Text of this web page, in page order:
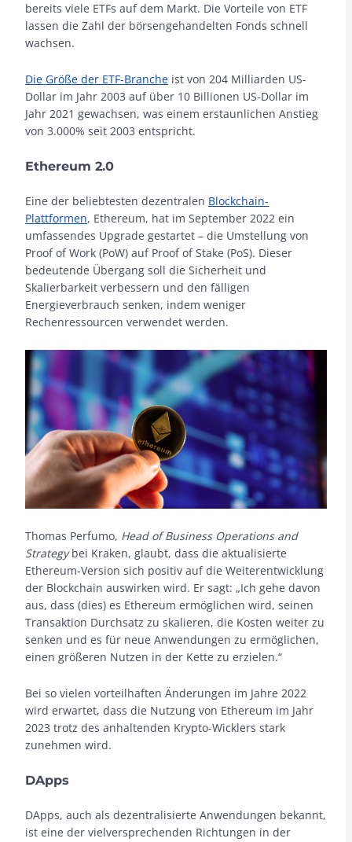
bereits viele ETFs auf dem Markt. Die Vorteile von ETF
lassen die Zahl der börsengehandelten Fonds schnell
wachsen.
Die Größe der ETF-Branche ist von 204 Milliarden US-
Dollar im Jahr 2003 auf über 10 Billionen US-Dollar im
Jahr 2021 gewachsen, was einem erstaunlichen Anstieg
von 3.000% seit 2003 entspricht.
Ethereum 2.0
Eine der beliebtesten dezentralen Blockchain-
Plattformen, Ethereum, hat im September 2022 ein
umfassendes Upgrade gestartet – die Umstellung von
Proof of Work (PoW) auf Proof of Stake (PoS). Dieser
bedeutende Übergang soll die Sicherheit und
Skalierbarkeit verbessern und den fälligen
Energieverbrauch senken, indem weniger
Rechenressourcen verwendet werden.
Thomas Perfumo, Head of Business Operations and
Strategybei Kraken, glaubt, dass die aktualisierte
Ethereum-Version sich positiv auf die Weiterentwicklung
der Blockchain auswirken wird. Er sagt: „Ich gehe davon
aus, dass (dies) es Ethereum ermöglichen wird, seinen
Transaktion Durchsatz zu skalieren, die Kosten weiter zu
senken und es für neue Anwendungen zu ermöglichen,
einen größeren Nutzen in der Kette zu erzielen.“
Bei so vielen vorteilhaften Änderungen im Jahre 2022
wird erwartet, dass die Nutzung von Ethereum im Jahr
2023 trotz des anhaltenden Krypto-Wicklers stark
zunehmen wird.
DApps
DApps, auch als dezentralisierte Anwendungen bekannt,
ist eine der vielversprechenden Richtungen in der